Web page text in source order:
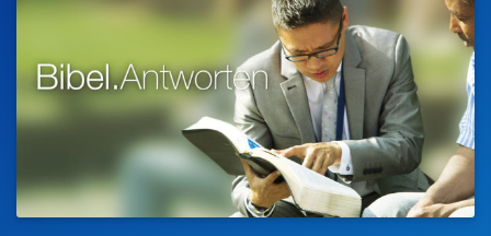
Startseite
Artikel
Podcasts